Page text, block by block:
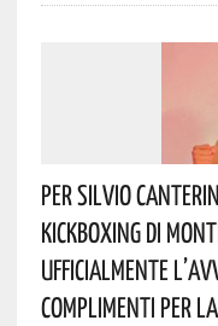
Per Silvio
Kickboxing Di
Ufficialmente
Complimenti Per